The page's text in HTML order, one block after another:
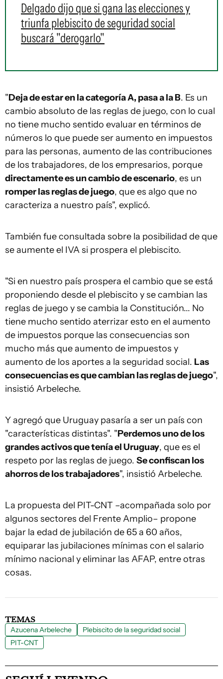
Delgado dijo que si gana las elecciones y
triunfa plebiscito de seguridad social
buscará "derogarlo"
"Deja de estar en la categoría A, pasa a la B. Es un
cambio absoluto de las reglas de juego, con lo cual
no tiene mucho sentido evaluar en términos de
números lo que puede ser aumento en impuestos
para las personas, aumento de las contribuciones
de los trabajadores, de los empresarios, porque
directamente es un cambio de escenario, es un
romper las reglas de juego, que es algo que no
caracteriza a nuestro país", explicó.
También fue consultada sobre la posibilidad de que
se aumente el IVA si prospera el plebiscito.
"Si en nuestro país prospera el cambio que se está
proponiendo desde el plebiscito y se cambian las
reglas de juego y se cambia la Constitución... No
tiene mucho sentido aterrizar esto en el aumento
de impuestos porque las consecuencias son
mucho más que aumento de impuestos y
aumento de los aportes a la seguridad social. Las
consecuencias es que cambian las reglas de juego",
insistió Arbeleche.
Y agregó que Uruguay pasaría a ser un país con
"características distintas". "Perdemos uno de los
grandes activos que tenía el Uruguay, que es el
respeto por las reglas de juego. Se confiscan los
ahorros de los trabajadores", insistió Arbeleche.
La propuesta del PIT-CNT –acompañada solo por
algunos sectores del Frente Amplio– propone
bajar la edad de jubilación de 65 a 60 años,
equiparar las jubilaciones mínimas con el salario
mínimo nacional y eliminar las AFAP, entre otras
cosas.
TEMAS
Azucena Arbeleche
Plebiscito de la seguridad social
PIT-CNT